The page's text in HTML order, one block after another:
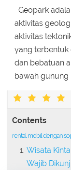
Geopark
aktivitas
aktivitas
yang
dan bebatuan
bawah gunung
Contents
rental mobil dengan
Wisata
Wajib